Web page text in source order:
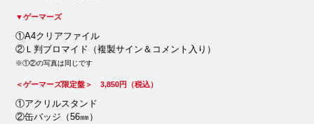
▼ゲーマーズ
①A4クリアファイル
②Ｌ判ブロマイド（複製サイン＆コメント入り）
※①②の写真は同じです
＜ゲーマーズ限定盤＞ 3,850円（税込）
①アクリルスタンド
②缶バッジ（56㎜）